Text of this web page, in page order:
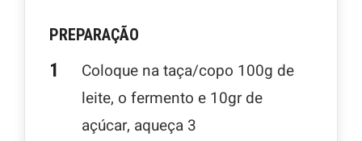
PREPARAÇÃO
Coloque na taça/copo 100g de
leite, o fermento e 10gr de
açúcar, aqueça 3